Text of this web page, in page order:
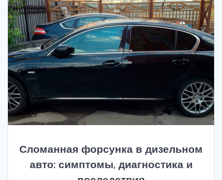
Сломанная форсунка в дизельном
авто: симптомы, диагностика и